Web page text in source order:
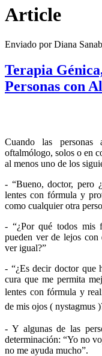
Article
Enviado porDiana
Terapia
Personas con
Cuando las personas
oftalmólogo, solos o en
al menos uno de los
- “Bueno, doctor,pero ¿
lentes con fórmula y
como cualquier otra
- “¿Por qué todos mis
pueden verdelejos con
ver igual?”
- “¿Es decirdoctor que
cura que me permita
lentes confórmula y
de mis ojos ( nystagmus )
- Y algunasdelas
determinación: “Yo no
no me ayuda mucho”.